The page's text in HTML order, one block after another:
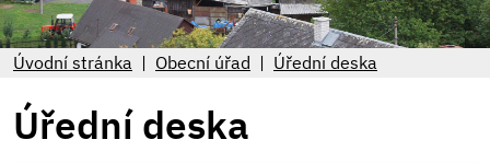
Úvodní stránka Obecní úřad Úřední deska
Úřední deska